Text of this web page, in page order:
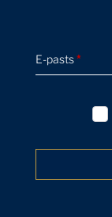
E-pasts*